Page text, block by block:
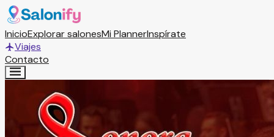
InicioExplorar salonesMi PlannerInspírate
Viajes
Contacto